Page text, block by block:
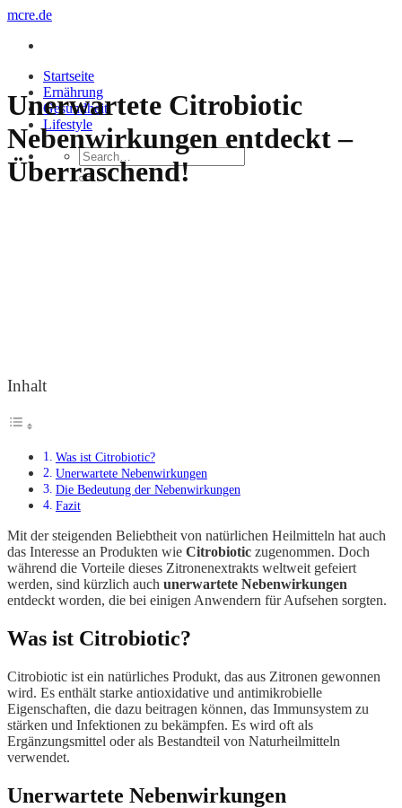
Zum
springen
mcre.de
Startseite
Ernährung
Gesundheit
Lifestyle
Unerwartete Citrobiotic
Nebenwirkungen entdeckt –
Überraschend!
Inhalt
Was ist Citrobiotic?
Unerwartete Nebenwirkungen
Die Bedeutung der Nebenwirkungen
Fazit
Mit der steigenden Beliebtheit von natürlichen Heilmitteln hat auch
das Interesse an Produkten wie Citrobiotic zugenommen. Doch
während die Vorteile dieses Zitronenextrakts weltweit gefeiert
werden, sind kürzlich auch unerwartete Nebenwirkungen
entdeckt worden, die bei einigen Anwendern für Aufsehen sorgten.
Was ist Citrobiotic?
Citrobiotic ist ein natürliches Produkt, das aus Zitronen gewonnen
wird. Es enthält starke antioxidative und antimikrobielle
Eigenschaften, die dazu beitragen können, das Immunsystem zu
stärken und Infektionen zu bekämpfen. Es wird oft als
Ergänzungsmittel oder als Bestandteil von Naturheilmitteln
verwendet.
Unerwartete Nebenwirkungen